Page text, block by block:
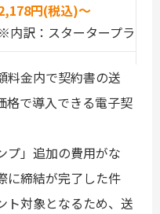
円(税込)～
※内訳：スタータープラン
料金内で契約書の送
格で導入できる電子契
プ」追加の費用がな
に締結が完了した件
ト対象となるため、送